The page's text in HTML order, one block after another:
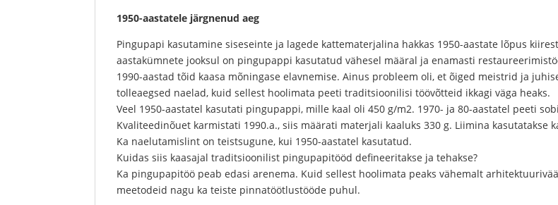
1950-aastatele järgnenud aeg
Pingupapi kasutamine siseseinte ja lagede kattematerjalina hakkas 1950-aastate lõpus
aastakümnete jooksul on pingupappi kasutatud vähesel määral ja enamasti
1990-aastad tõid kaasa mõningase elavnemise. Ainus probleem oli, et õiged meistrid ja
tolleaegsed naelad, kuid sellest hoolimata peeti traditsioonilisi töövõtteid ikkagi väga heaks.
Veel 1950-aastatel kasutati pingupappi, mille kaal oli 450 g/m2. 1970- ja 80-aastatel peeti
Kvaliteedinõuet karmistati 1990.a., siis määrati materjali kaaluks 330 g. Liimina
Ka naelutamislint on teistsugune, kui 1950-aastatel kasutatud.
Kuidas siis kaasajal traditsioonilist pingupapitööd defineeritakse ja tehakse?
Ka pingupapitöö peab edasi arenema. Kuid sellest hoolimata peaks vähemalt
meetodeid nagu ka teiste pinnatöötlustööde puhul.